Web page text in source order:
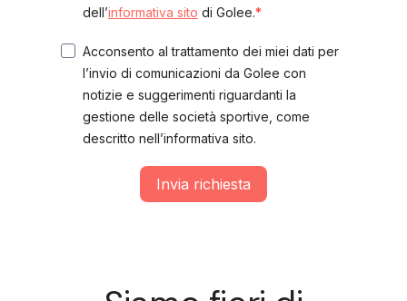
dell’informativa sito di Golee.
Acconsento al trattamento dei miei dati per
l’invio di comunicazioni da Golee con
notizie e suggerimenti riguardanti la
gestione delle società sportive, come
descritto nell’informativa sito.
Invia richiesta